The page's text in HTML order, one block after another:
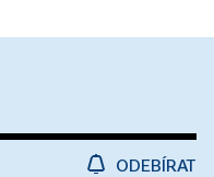
ODEBÍRAT